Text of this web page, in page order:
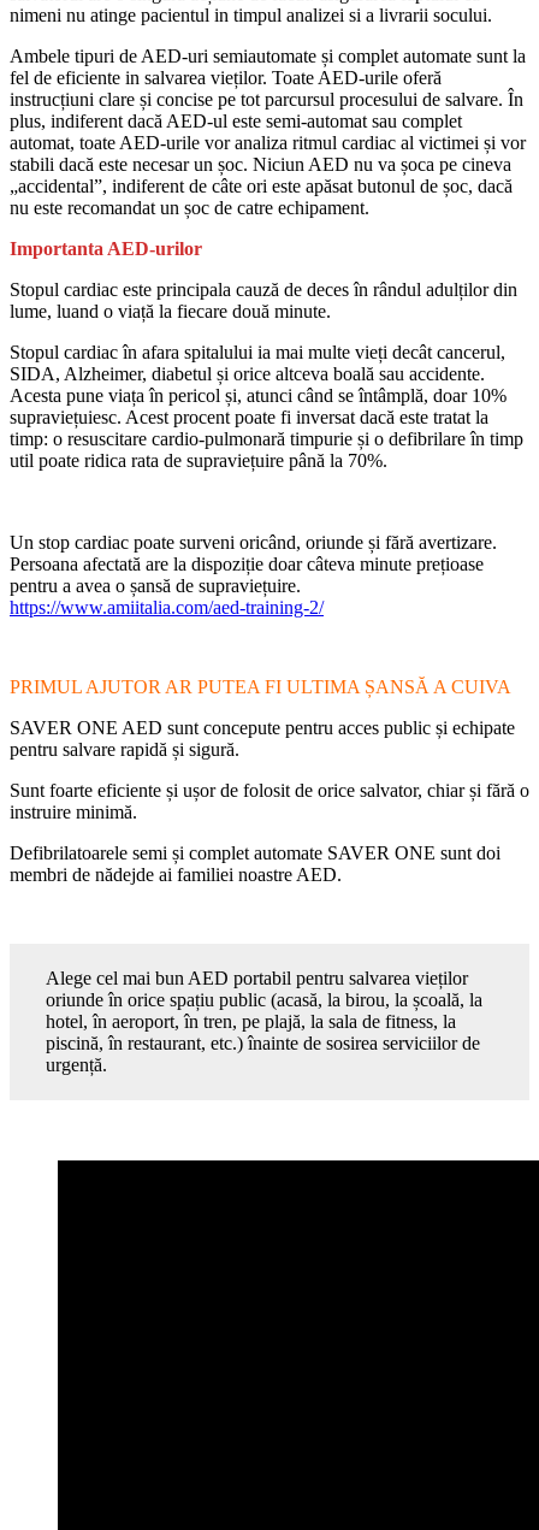
nimeni nu atinge pacientul in timpul analizei si a livrarii socului.
Ambele tipuri de AED-uri semiautomate și complet automate sunt la
fel de eficiente in salvarea vieților. Toate AED-urile oferă
instrucțiuni clare și concise pe tot parcursul procesului de salvare. În
plus, indiferent dacă AED-ul este semi-automat sau complet
automat, toate AED-urile vor analiza ritmul cardiac al victimei și vor
stabili dacă este necesar un șoc. Niciun AED nu va șoca pe cineva
„accidental”, indiferent de câte ori este apăsat butonul de șoc, dacă
nu este recomandat un șoc de catre echipament.
Importanta AED-urilor
Stopul cardiac este principala cauză de deces în rândul adulților din
lume, luand o viață la fiecare două minute.
Stopul cardiac în afara spitalului ia mai multe vieți decât cancerul,
SIDA, Alzheimer, diabetul și orice altceva boală sau accidente.
Acesta pune viața în pericol și, atunci când se întâmplă, doar 10%
supraviețuiesc. Acest procent poate fi inversat dacă este tratat la
timp: o resuscitare cardio-pulmonară timpurie și o defibrilare în timp
util poate ridica rata de supraviețuire până la 70%.
Un stop cardiac poate surveni oricând, oriunde și fără avertizare.
Persoana afectată are la dispoziție doar câteva minute prețioase
pentru a avea o șansă de supraviețuire.
https://www.amiitalia.com/aed-training-2/
PRIMUL AJUTOR AR PUTEA FI ULTIMA ȘANSĂ A CUIVA
SAVER ONE AED sunt concepute pentru acces public și echipate
pentru salvare rapidă și sigură.
Sunt foarte eficiente și ușor de folosit de orice salvator, chiar și fără o
instruire minimă.
Defibrilatoarele semi și complet automate SAVER ONE sunt doi
membri de nădejde ai familiei noastre AED.
Alege cel mai bun AED portabil pentru salvarea vieților
oriunde în orice spațiu public (acasă, la birou, la școală, la
hotel, în aeroport, în tren, pe plajă, la sala de fitness, la
piscină, în restaurant, etc.) înainte de sosirea serviciilor de
urgență.